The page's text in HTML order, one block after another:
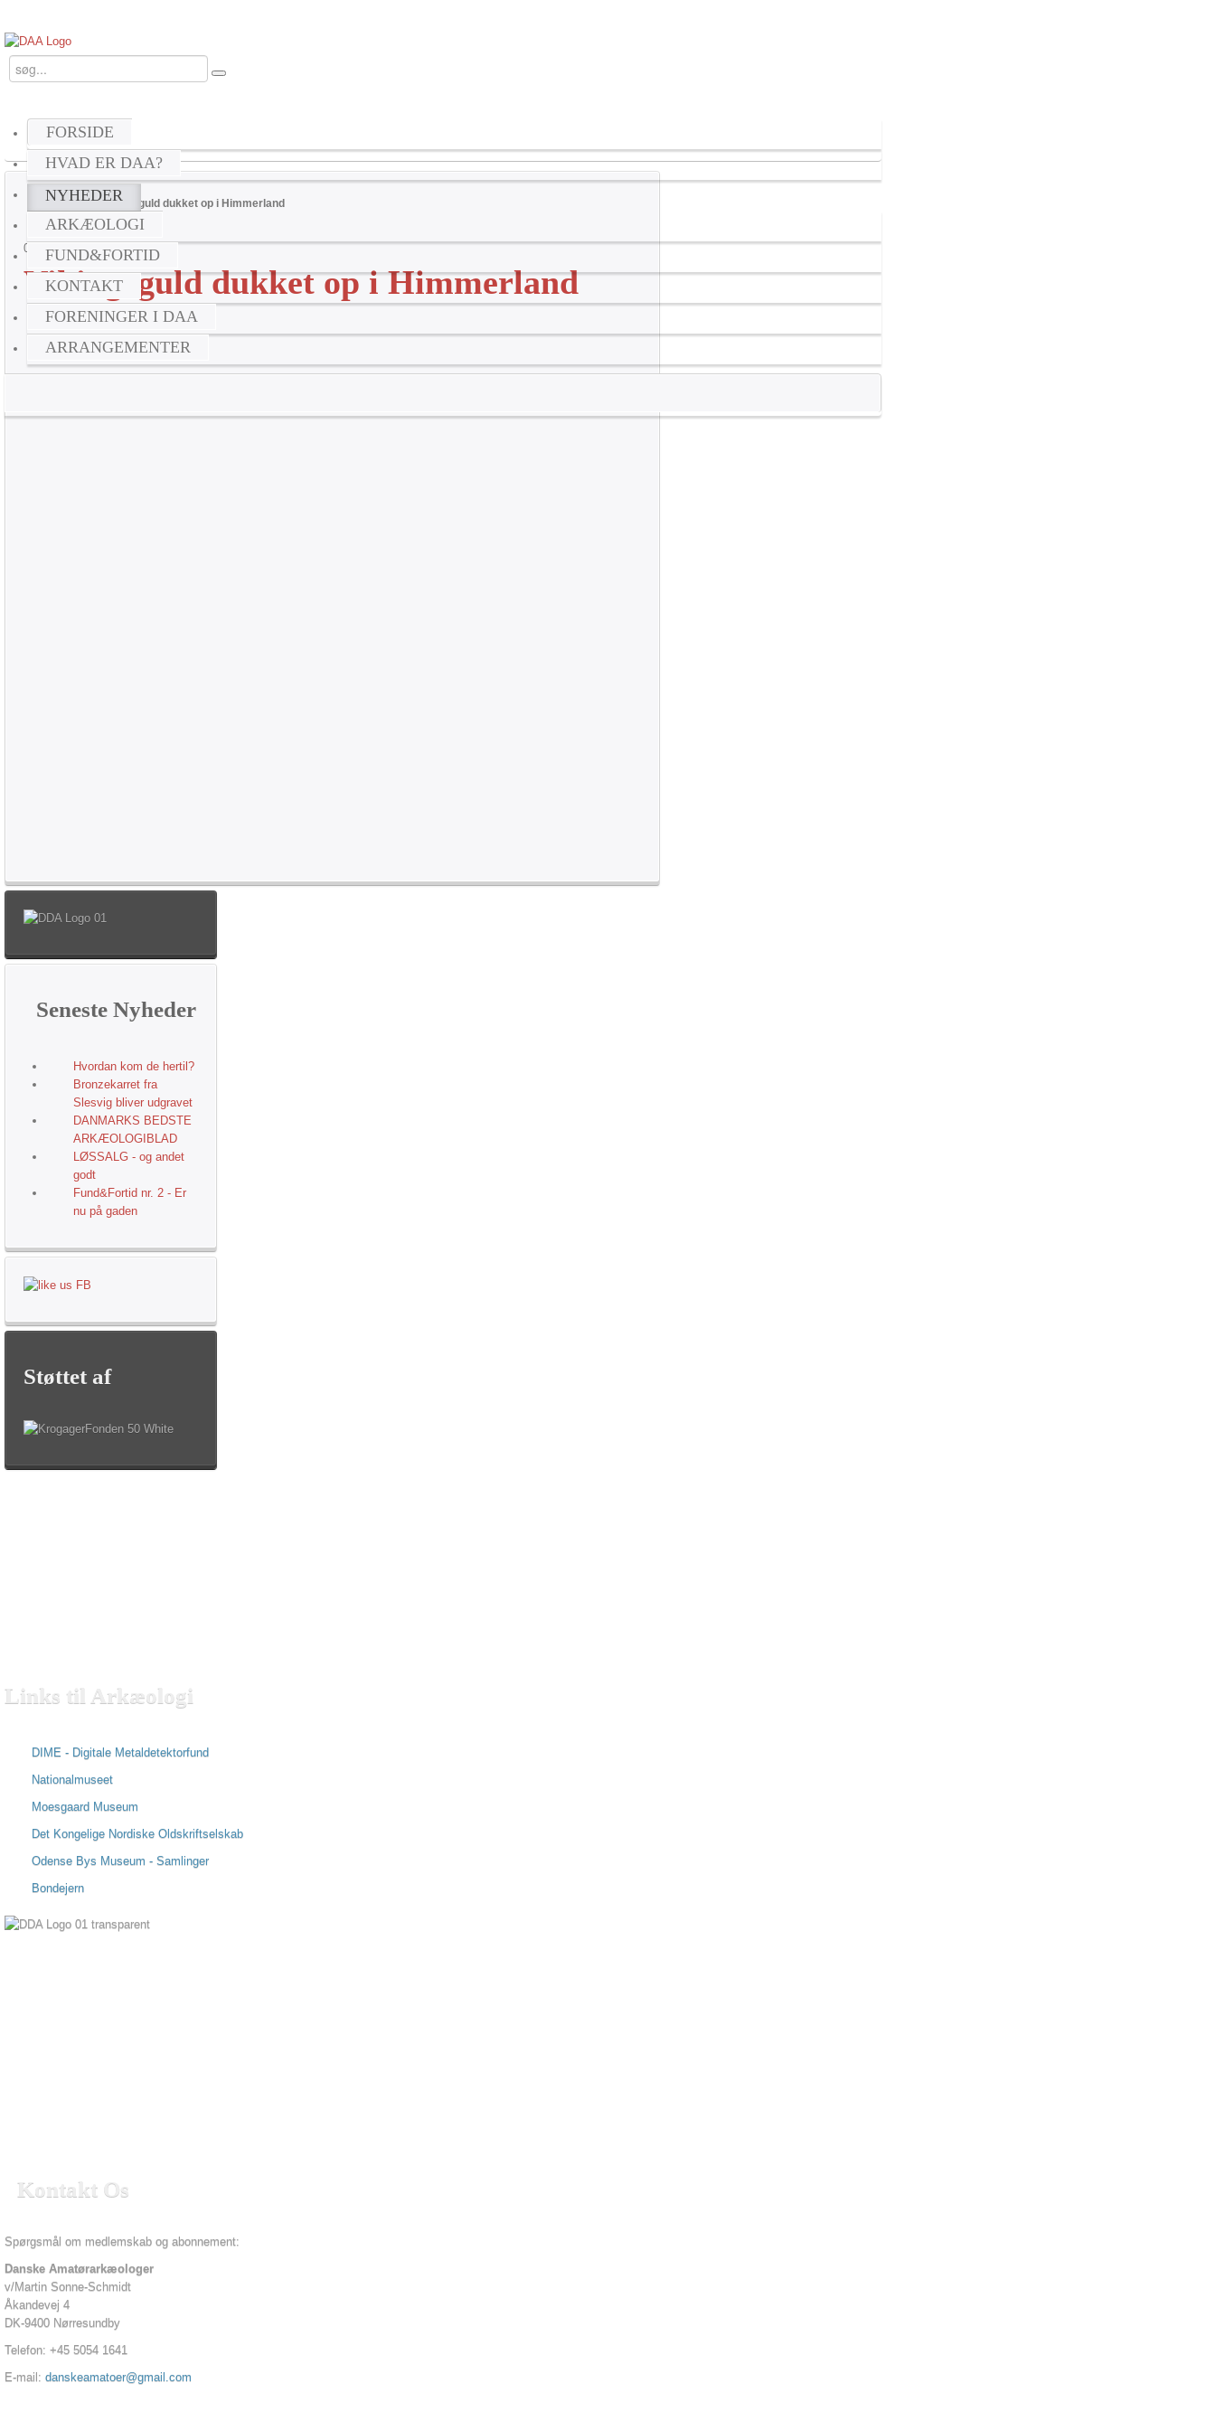
FORSIDE
HVAD ER DAA?
NYHEDER
ARKÆOLOGI
FUND&FORTID
KONTAKT
FORENINGER I DAA
ARRANGEMENTER
Home NyhederVikingeguld dukket op i Himmerland
Udskriv
06
maj 2026
Vikingeguld dukket op i Himmerland
Seneste Nyheder
Hvordan kom de hertil?
Bronzekarret fra
Slesvig bliver udgravet
DANMARKS BEDSTE
ARKÆOLOGIBLAD
LØSSALG - og andet
godt
Fund&Fortid nr. 2 - Er
nu på gaden
Støttetaf
Links til Arkæologi
DIME - Digitale Metaldetektorfund
Nationalmuseet
Moesgaard Museum
Det Kongelige Nordiske Oldskriftselskab
Odense Bys Museum - Samlinger
Bondejern
Kontakt Os
Spørgsmål om medlemskab og abonnement:
Danske Amatørarkæologer
v/Martin Sonne-Schmidt
Åkandevej 4
DK-9400 Nørresundby
Telefon: +45 5054 1641
E-mail: danskeamatoer@gmail.com